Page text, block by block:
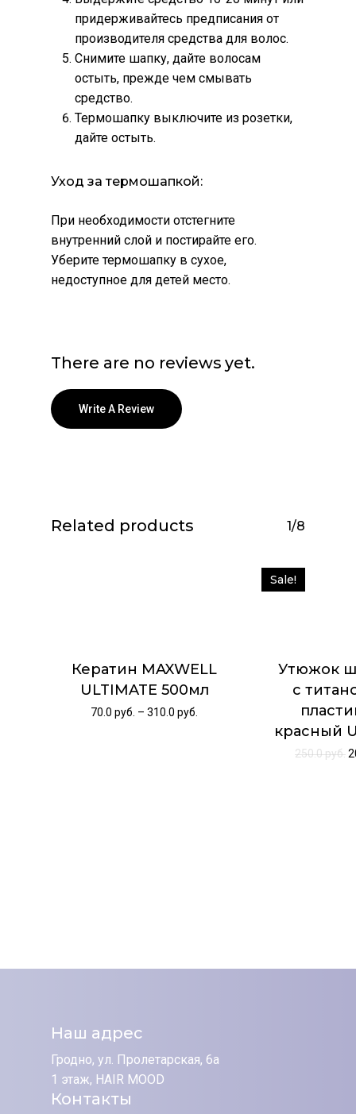
придерживайтесь предписания от
производителя средства для волос.
Снимите шапку, дайте волосам
остыть, прежде чем смывать
средство.
Термошапку выключите из розетки,
дайте остыть.
Уход за термошапкой:
При необходимости отстегните
внутренний слой и постирайте его.
Уберите термошапку в сухое,
недоступное для детей место.
There are no reviews yet.
Write A Review
Related products 1/8
Кератин MAXWELL
ULTIMATE 500мл
70.0 руб. – 310.0 руб.
Sale!
Утюжок
с
красный
250.0руб.
Наш адрес
Гродно, ул. Пролетарская, 6а
1 этаж, HAIR MOOD
Контакты